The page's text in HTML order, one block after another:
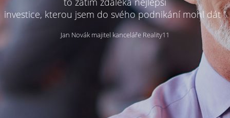
investice, kterou jsem do svého podnikání mohl dát ”
Jan Novák majitel kanceláře Reality11